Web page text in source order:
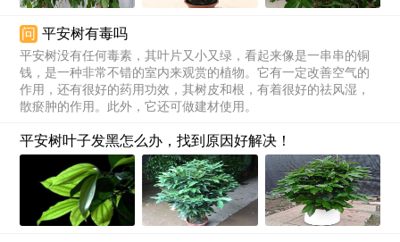
问 平安树有毒吗
平安树没有任何毒素，其叶片又小又绿，看起来像是一串串的铜
钱，是一种非常不错的室内来观赏的植物。它有一定改善空气的
作用，还有很好的药用功效，其树皮和根，有着很好的祛风湿，
散瘀肿的作用。此外，它还可做建材使用。
平安树叶子发黑怎么办，找到原因好解决！